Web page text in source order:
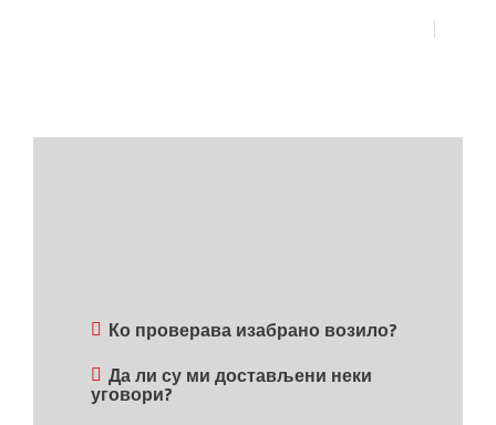
Ко проверава изабрано возило?
Да ли су ми достављени неки
уговори?